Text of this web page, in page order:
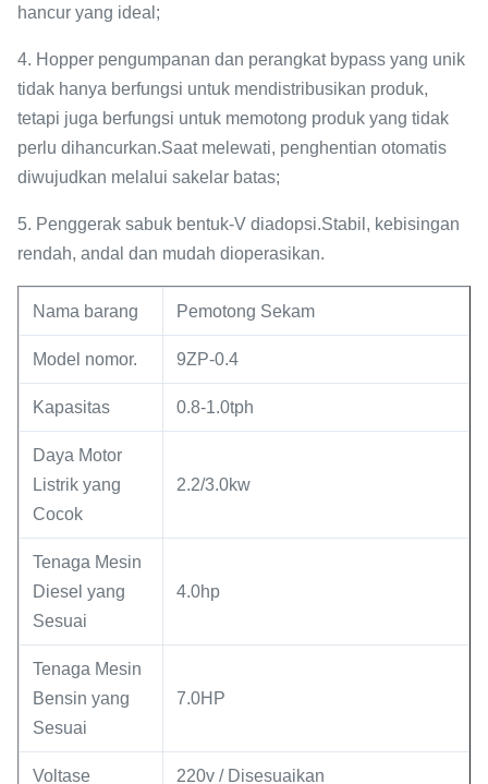
hancur yang ideal;
4. Hopper pengumpanan dan perangkat bypass yang unik
tidak hanya berfungsi untuk mendistribusikan produk,
tetapi juga berfungsi untuk memotong produk yang tidak
perlu dihancurkan.Saat melewati, penghentian otomatis
diwujudkan melalui sakelar batas;
5. Penggerak sabuk bentuk-V diadopsi.Stabil, kebisingan
rendah, andal dan mudah dioperasikan.
Nama barang Pemotong Sekam
Model nomor. 9ZP-0.4
Kapasitas 0.8-1.0tph
Daya Motor
Listrik yang
Cocok
2.2/3.0kw
Tenaga Mesin
Diesel yang
Sesuai
4.0hp
Tenaga Mesin
Bensin yang
Sesuai
7.0HP
Voltase 220v / Disesuaikan